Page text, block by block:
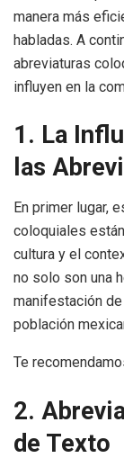
manera más
habladas. A
abreviaturas
influyen en la
1. La
las
En primer lugar,
coloquiales
cultura y el
no solo son una
manifestación
población
Te
2.
de Texto